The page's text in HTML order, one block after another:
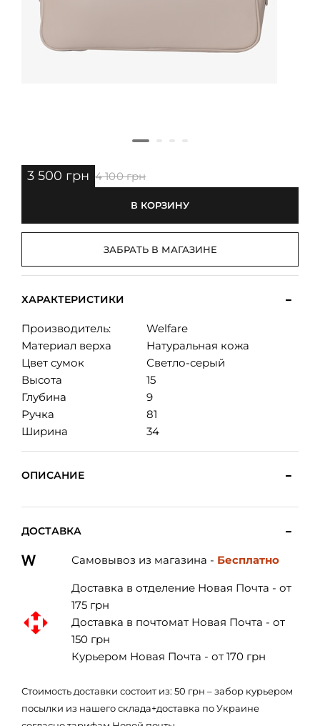
3 500 грн 4 100 грн
В КОРЗИНУ
ЗАБРАТЬ В МАГАЗИНЕ
ХАРАКТЕРИСТИКИ
Производитель:
Welfare
Материал верха
Натуральная кожа
Цвет сумок
Светло-серый
Высота
15
Глубина
9
Ручка
81
Ширина
34
ОПИСАНИЕ
ДОСТАВКА
Самовывоз из магазина - Бесплатно
Доставка в отделение Новая Почта - от
175 грн
Доставка в почтомат Новая Почта - от
150 грн
Курьером Новая Почта - от 170 грн
Стоимость доставки состоит из: 50 грн – забор курьером
посылки из нашего склада+доставка по Украине